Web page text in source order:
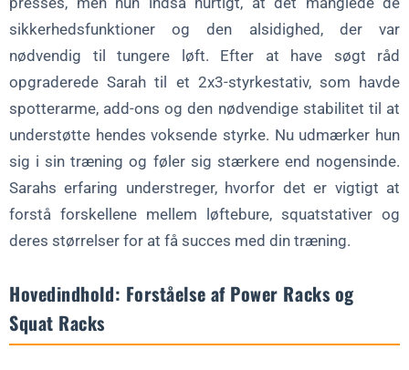
sikkerhedsfunktioner og den alsidighed, der var
nødvendig til tungere løft. Efter at have søgt råd
opgraderede Sarah til et 2x3-styrkestativ, som havde
spotterarme, add-ons og den nødvendige stabilitet til at
understøtte hendes voksende styrke. Nu udmærker hun
sig i sin træning og føler sig stærkere end nogensinde.
Sarahs erfaring understreger, hvorfor det er vigtigt at
forstå forskellene mellem løftebure, squatstativer og
deres størrelser for at få succes med din træning.
Hovedindhold: Forståelse af Power Racks og
Squat Racks